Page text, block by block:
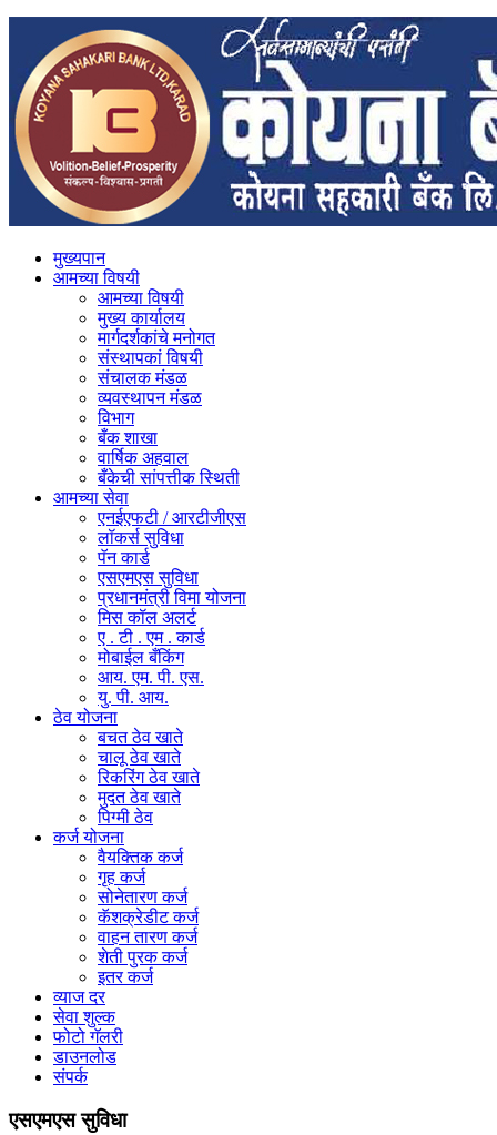
मुख्यपान
आमच्या विषयी
आमच्या विषयी
मुख्य कार्यालय
मार्गदर्शकांचे मनोगत
संस्थापकां विषयी
संचालक मंडळ
व्यवस्थापन मंडळ
विभाग
बँक शाखा
वार्षिक अहवाल
बँकेची सांपत्तीक स्थिती
आमच्या सेवा
एनईएफटी / आरटीजीएस
लॉकर्स सुविधा
पॅन कार्ड
एसएमएस सुविधा
प्रधानमंत्री विमा योजना
मिस कॉल अलर्ट
ए . टी . एम . कार्ड
मोबाईल बँकिंग
आय. एम. पी. एस.
यु. पी. आय.
ठेव योजना
बचत ठेव खाते
चालू ठेव खाते
रिकरिंग ठेव खाते
मुदत ठेव खाते
पिग्मी ठेव
कर्ज योजना
वैयक्तिक कर्ज
गृह कर्ज
सोनेतारण कर्ज
कॅशक्रेडीट कर्ज
वाहन तारण कर्ज
शेती पुरक कर्ज
इतर कर्ज
व्याज दर
सेवा शुल्क
फोटो गॅलरी
डाउनलोड
संपर्क
एसएमएस सुविधा